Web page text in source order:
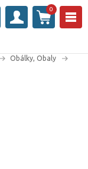
0
Obálky, Obaly